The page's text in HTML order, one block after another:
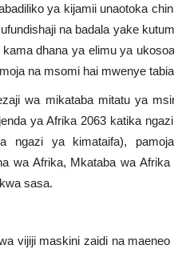
ya kijamii unaotoka
na badala yake
dhana ya elimu ya
na msomi hai mwenye
wa mikataba mitatu ya
ya Afrika 2063 katika
ngazi ya kimataifa),
wa Afrika, Mkataba wa
sasa.
vijiji maskini zaidi na